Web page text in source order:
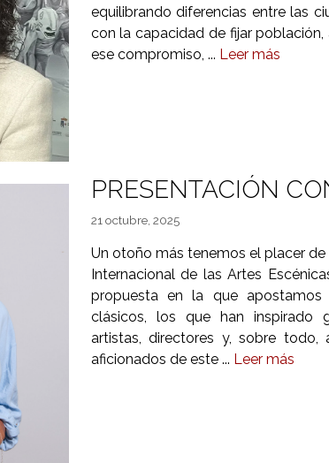
equilibrando diferencias entre las
con la capacidad de fijar
ese compromiso, ... Leer más
PRESENTACIÓN
21 octubre, 2025
Un otoño más tenemos el placer
Internacional de las Artes
propuesta en la que
clásicos, los que han inspirado
artistas, directores y, sobre
aficionados de este ... Leer más